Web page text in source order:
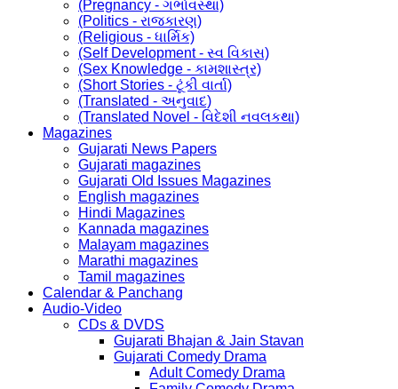
(Pregnancy - ગર્ભાવસ્થા)
(Politics - રાજકારણ)
(Religious - ધાર્મિક)
(Self Development - સ્વ વિકાસ)
(Sex Knowledge - કામશાસ્ત્ર)
(Short Stories - ટૂંકી વાર્તા)
(Translated - અનુવાદ)
(Translated Novel - વિદેશી નવલકથા)
Magazines
Gujarati News Papers
Gujarati magazines
Gujarati Old Issues Magazines
English magazines
Hindi Magazines
Kannada magazines
Malayam magazines
Marathi magazines
Tamil magazines
Calendar & Panchang
Audio-Video
CDs & DVDS
Gujarati Bhajan & Jain Stavan
Gujarati Comedy Drama
Adult Comedy Drama